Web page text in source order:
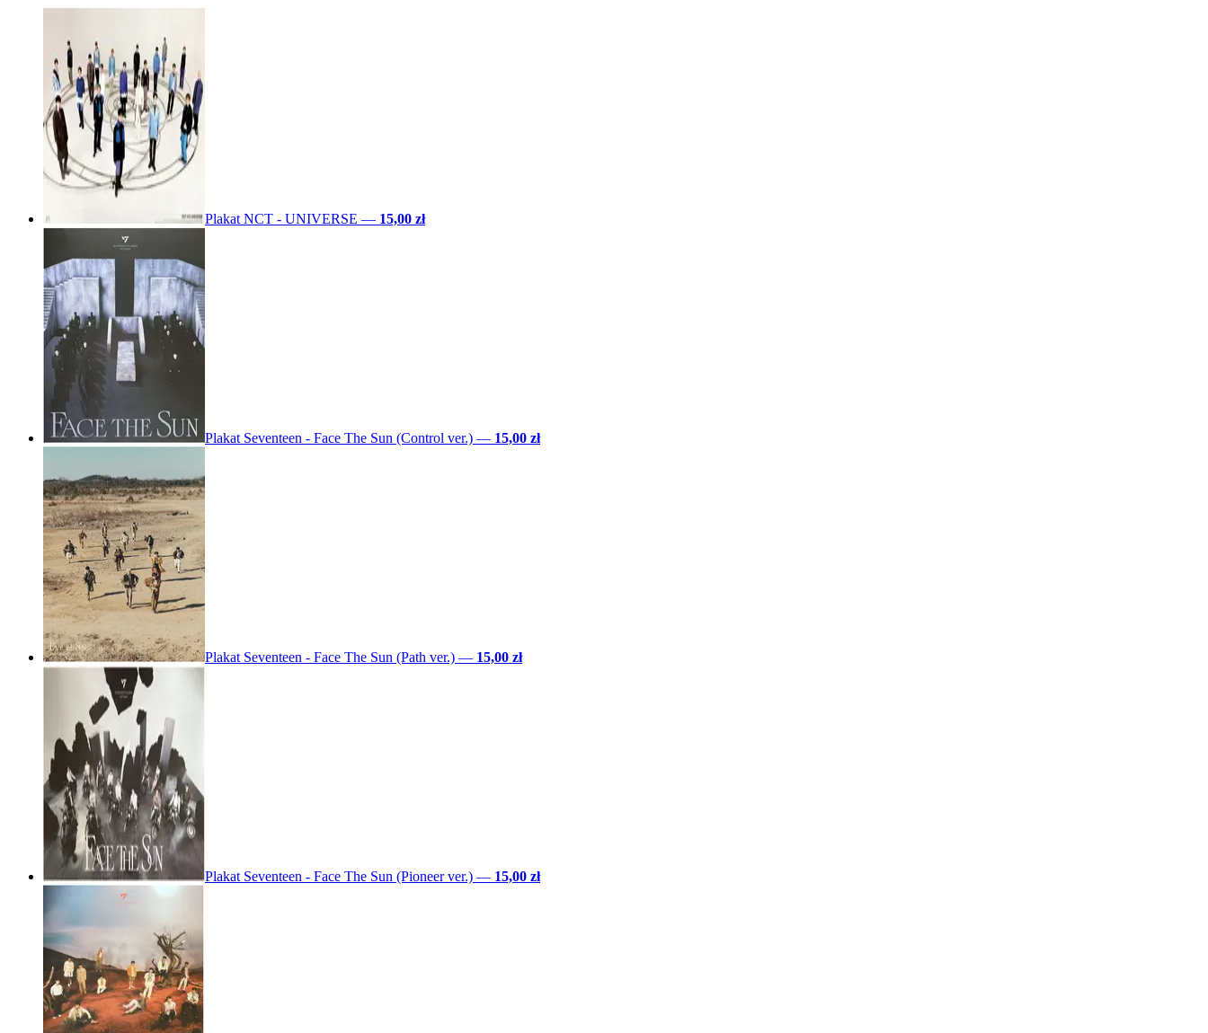
Plakat NCT - UNIVERSE — 15,00 zł
Plakat Seventeen - Face The Sun (Control ver.) — 15,00 zł
Plakat Seventeen - Face The Sun (Path ver.) — 15,00 zł
Plakat Seventeen - Face The Sun (Pioneer ver.) — 15,00 zł